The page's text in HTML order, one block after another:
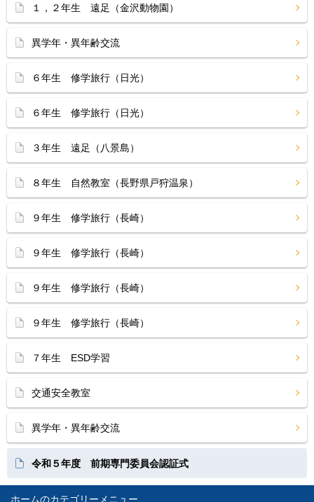
ホーム
１，２年生 遠足（金沢動物園）
異学年・異年齢交流
６年生 修学旅行（日光）
６年生 修学旅行（日光）
３年生 遠足（八景島）
８年生 自然教室（長野県戸狩温泉）
９年生 修学旅行（長崎）
９年生 修学旅行（長崎）
９年生 修学旅行（長崎）
９年生 修学旅行（長崎）
７年生 ESD学習
交通安全教室
異学年・異年齢交流
令和５年度 前期専門委員会認証式